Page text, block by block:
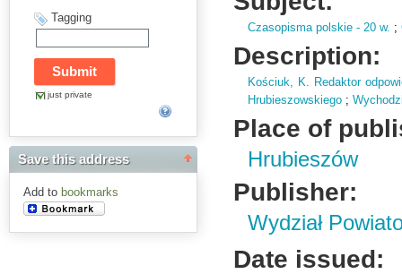
Tagging
just private
Save this address
Add to bookmarks
Czasopisma polskie - 20 w. ;
Description:
Kościuk, K. Redaktor
Hrubieszowskiego ;
Place of
Hrubieszów
Publisher:
Wydział
Date issued: